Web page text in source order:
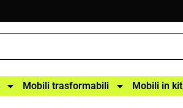
Mobili trasformabili Mobili in kit